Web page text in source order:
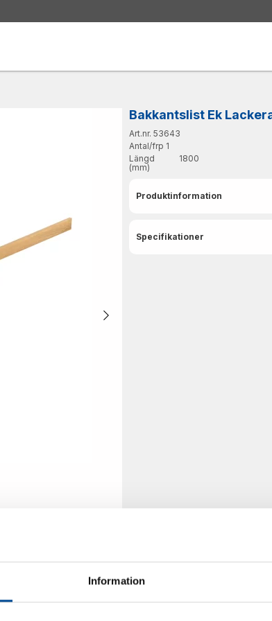
Information
Bakkantslist Ek
Art.nr. 53643
Antal/frp 1
Längd
(mm)
1800
Produktinformation
Specifikationer